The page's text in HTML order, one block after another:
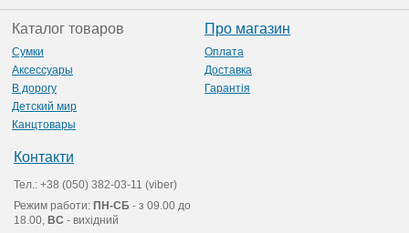
Каталог товаров
Сумки
Аксессуары
В дорогу
Детский мир
Канцтовары
Про магазин
Оплата
Доставка
Гарантія
Контакти
Тел.: +38 (050) 382-03-11 (viber)
Режим работи: ПН-СБ - з 09.00 до
18.00, ВС - вихідний